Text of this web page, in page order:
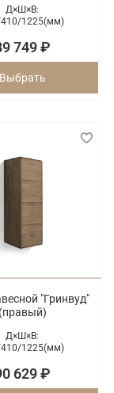
Д×Ш×В:
410/1225(мм)
749 ₽
Выбрать
"Гринвуд"
(правый)
Д×Ш×В:
410/1225(мм)
629 ₽